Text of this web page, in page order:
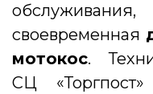
обслуживания,
своевременная
мотокос.
СЦ «Торгпост»